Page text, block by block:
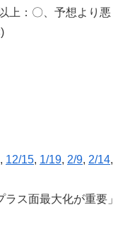
上：〇、予想より悪
, 12/15, 1/19, 2/9, 2/14,
ス面最大化が重要」